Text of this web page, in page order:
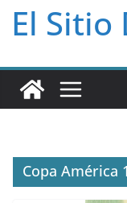
El Sitio
Copa América